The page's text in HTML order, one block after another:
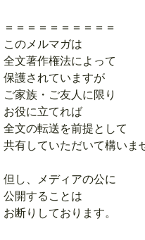
＝＝＝＝＝＝＝＝＝＝
このメルマガは
全文著作権法によって
保護されていますが
ご家族・ご友人に限り
お役に立てれば
全文の転送を前提として
共有していただいて構いま
但し、メディアの公に
公開することは
お断りしております。